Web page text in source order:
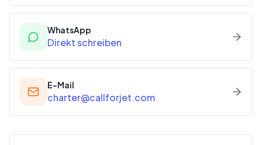
WhatsApp
Direkt schreiben
E-Mail
charter@callforjet.com